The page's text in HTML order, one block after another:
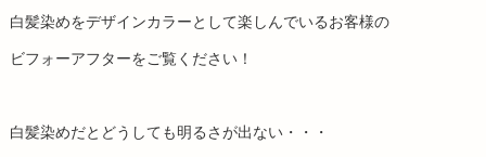
白髪染めをデザインカラーとして楽しんでいるお客様の
ビフォーアフターをご覧ください！
白髪染めだとどうしても明るさが出ない・・・